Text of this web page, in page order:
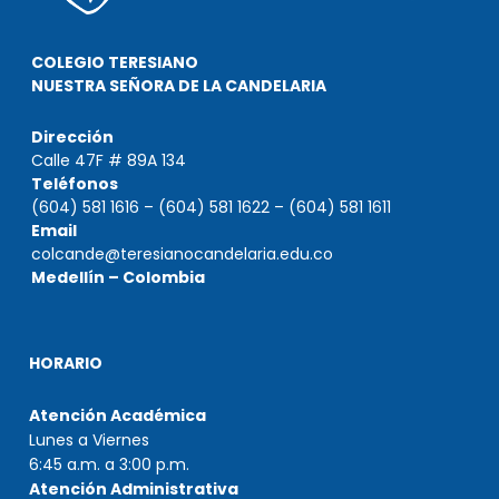
COLEGIO TERESIANO
NUESTRA SEÑORA DE LA CANDELARIA
Dirección
Calle 47F # 89A 134
Teléfonos
(604) 581 1616 – (604) 581 1622 – (604) 581 1611
Email
colcande@teresianocandelaria.edu.co
Medellín – Colombia
HORARIO
Atención Académica
Lunes a Viernes
6:45 a.m. a 3:00 p.m.
Atención Administrativa